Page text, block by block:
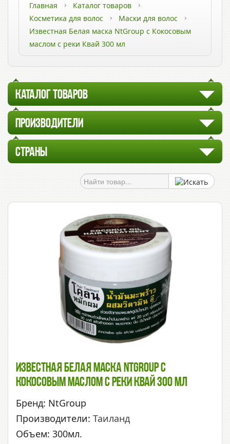
Главная
Каталог товаров
Косметика для волос
Маски для волос
Известная Белая маска NtGroup с Кокосовым
маслом с реки Квай 300 мл
КАТАЛОГ ТОВАРОВ
ПРОИЗВОДИТЕЛИ
СТРАНЫ
Известная Белая Маска NtGroup С
Кокосовым Маслом С Реки Квай 300 Мл
Бренд: NtGroup
Производители: Таиланд
Объем: 300мл.